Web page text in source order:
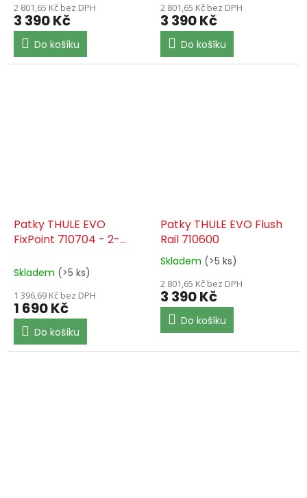
2 801,65 Kč bez DPH
3 390 Kč
Do košíku
2 801,65 Kč bez DPH
3 390 Kč
Do košíku
Patky THULE EVO
FixPoint 710704 - 2-
Skladem (>5 ks)
1 396,69 Kč bez DPH
1 690 Kč
Do košíku
Patky THULE EVO Flush
Rail 710600
Průměrné
produktu
je
5,0
hvězdiček.
Skladem (>5 ks)
2 801,65 Kč bez DPH
3 390 Kč
Do košíku